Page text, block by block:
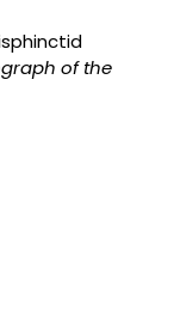
of the